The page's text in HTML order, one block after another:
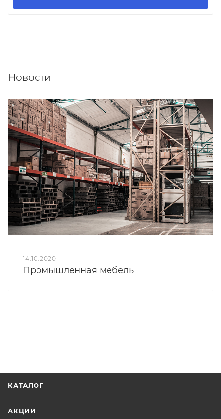
Новости
14.10.2020
Промышленная мебель
КАТАЛОГ
АКЦИИ